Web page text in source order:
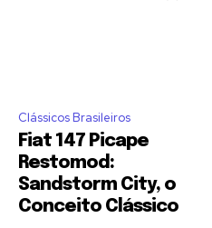
Clássicos Brasileiros
Fiat 147 Picape
Restomod:
Sandstorm City, o
Conceito Clássico